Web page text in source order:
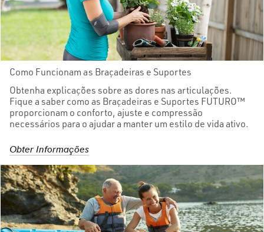
Como Funcionam as Braçadeiras e Suportes
Obtenha explicações sobre as dores nas articulações.
Fique a saber como as Braçadeiras e Suportes FUTURO™
proporcionam o conforto, ajuste e compressão
necessários para o ajudar a manter um estilo de vida ativo.
Obter Informações